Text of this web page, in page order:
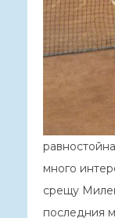
много
срещу
последния